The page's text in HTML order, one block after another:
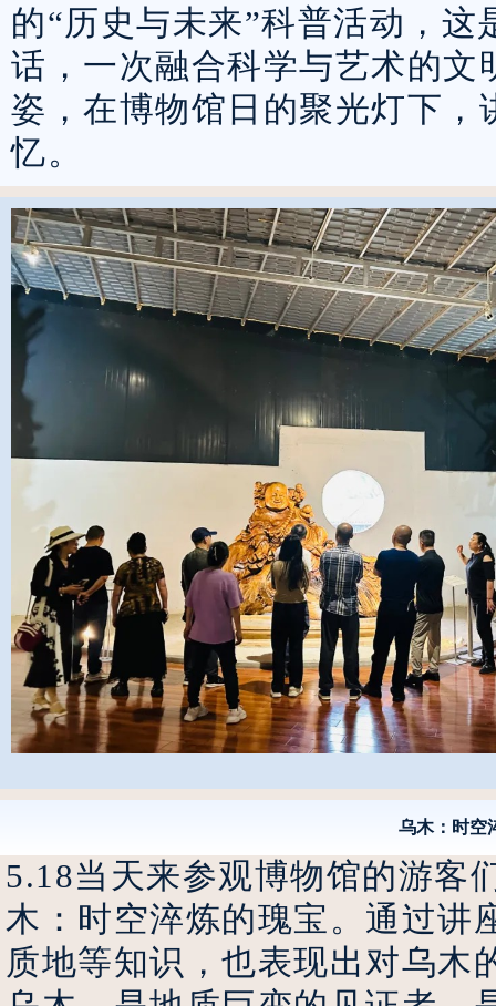
的“历史与未来”科普活动，
话，一次融合科学与艺术的文
姿，在博物馆日的聚光灯下
忆。
乌木：时空
5.18当天来参观博物馆的游
木：时空淬炼的瑰宝。通过讲
质地等知识，也表现出对乌木